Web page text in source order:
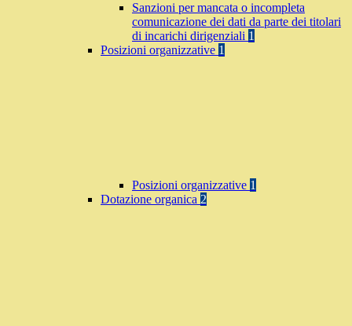
Sanzioni per mancata o incompleta
comunicazione dei dati da parte dei titolari
di incarichi dirigenziali 1
Posizioni organizzative 1
Posizioni organizzative 1
Dotazione organica 2